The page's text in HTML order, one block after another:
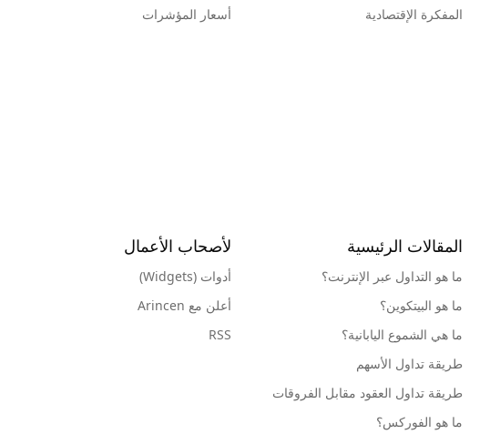
المفكرة الإقتصادية
أسعار المؤشرات
المقالات الرئيسية
ما هو التداول عبر الإنترنت؟
ما هو البيتكوين؟
ما هي الشموع اليابانية؟
طريقة تداول الأسهم
طريقة تداول العقود مقابل الفروقات
ما هو الفوركس؟
لأصحاب الأعمال
أدوات (Widgets)
أعلن مع Arincen
RSS